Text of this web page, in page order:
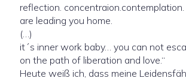
reflection.
are leading you home.
(…)
it´s inner work baby… you can not
on the path of liberation and love.“
Heute weiß ich, dass meine